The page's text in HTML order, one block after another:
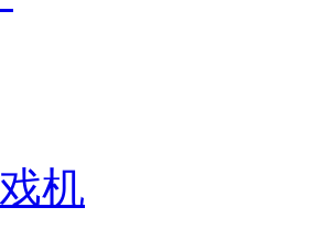
机